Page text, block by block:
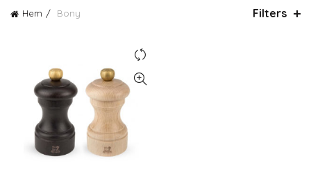
Hem Bony Filters